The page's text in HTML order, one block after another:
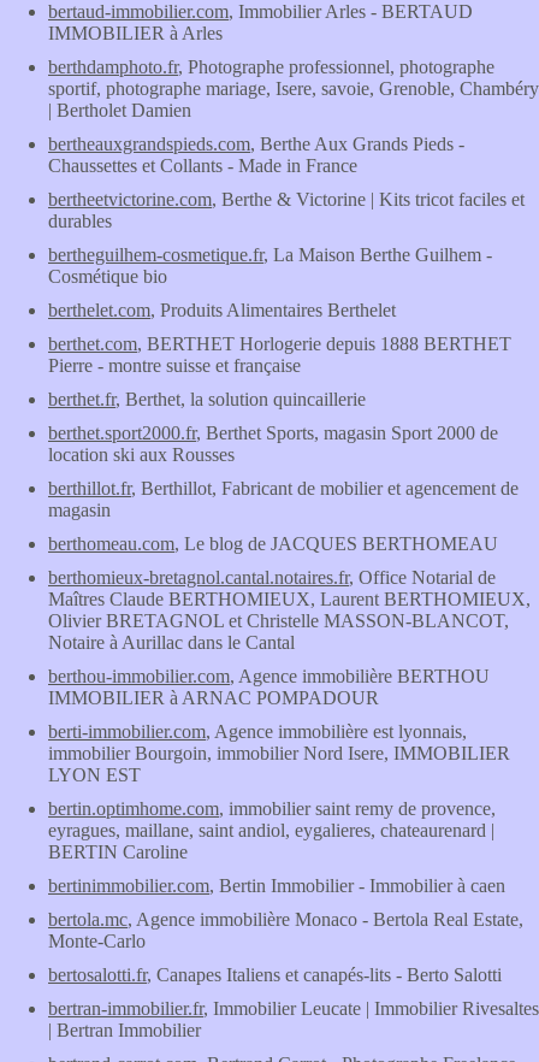
bertaud-immobilier.com, Immobilier Arles - BERTAUD
IMMOBILIER à Arles
berthdamphoto.fr, Photographe professionnel, photographe
sportif, photographe mariage, Isere, savoie, Grenoble, Chambéry
| Bertholet Damien
bertheauxgrandspieds.com, Berthe Aux Grands Pieds -
Chaussettes et Collants - Made in France
bertheetvictorine.com, Berthe & Victorine | Kits tricot faciles et
durables
bertheguilhem-cosmetique.fr, La Maison Berthe Guilhem -
Cosmétique bio
berthelet.com, Produits Alimentaires Berthelet
berthet.com, BERTHET Horlogerie depuis 1888 BERTHET
Pierre - montre suisse et française
berthet.fr, Berthet, la solution quincaillerie
berthet.sport2000.fr, Berthet Sports, magasin Sport 2000 de
location ski aux Rousses
berthillot.fr, Berthillot, Fabricant de mobilier et agencement de
magasin
berthomeau.com, Le blog de JACQUES BERTHOMEAU
berthomieux-bretagnol.cantal.notaires.fr, Office Notarial de
Maîtres Claude BERTHOMIEUX, Laurent BERTHOMIEUX,
Olivier BRETAGNOL et Christelle MASSON-BLANCOT,
Notaire à Aurillac dans le Cantal
berthou-immobilier.com, Agence immobilière BERTHOU
IMMOBILIER à ARNAC POMPADOUR
berti-immobilier.com, Agence immobilière est lyonnais,
immobilier Bourgoin, immobilier Nord Isere, IMMOBILIER
LYON EST
bertin.optimhome.com, immobilier saint remy de provence,
eyragues, maillane, saint andiol, eygalieres, chateaurenard |
BERTIN Caroline
bertinimmobilier.com, Bertin Immobilier - Immobilier à caen
bertola.mc, Agence immobilière Monaco - Bertola Real Estate,
Monte-Carlo
bertosalotti.fr, Canapes Italiens et canapés-lits - Berto Salotti
bertran-immobilier.fr, Immobilier Leucate | Immobilier Rivesaltes
| Bertran Immobilier